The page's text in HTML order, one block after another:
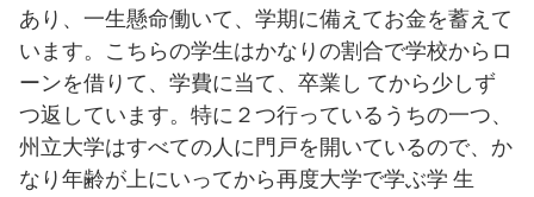
あり、一生懸命働いて、学期に備えてお金を蓄えて
います。こちらの学生はかなりの割合で学校からロ
ーンを借りて、学費に当て、卒業し てから少しず
つ返しています。特に２つ行っているうちの一つ、
州立大学はすべての人に門戸を開いているので、か
なり年齢が上にいってから再度大学で学ぶ学 生